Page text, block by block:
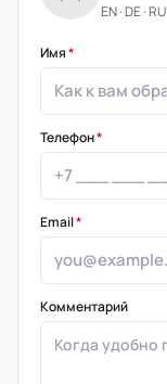
EN · DE · RU
Имя*
Телефон*
Email*
Комментарий